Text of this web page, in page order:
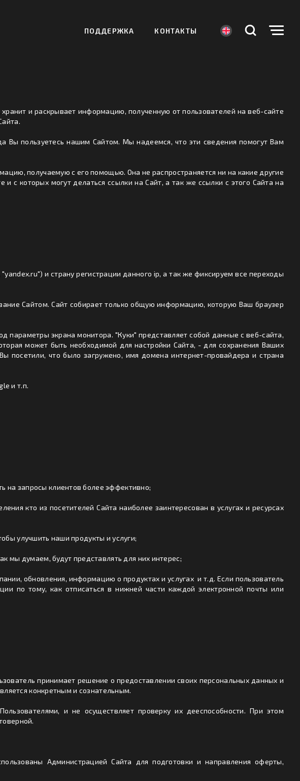
ПОДДЕРЖКА КОНТАКТЫ
и раскрывает информацию, полученную от пользователей на веб-сайте
Вы пользуетесь нашим Сайтом. Мы надеемся, что эти сведения помогут Вам
получаемую с его помощью. Она не распространяется ни на какие другие
с которых могут делаться ссылки на Сайт, а так же ссылки с этого Сайта на
и страну регистрации данного ip, а так же фиксируем все переходы
Сайтом. Сайт собирает только общую информацию, которую Ваш браузер
параметры экрана монитора. "Куки" представляет собой данные с веб-сайта,
может быть необходимой для настройки Сайта, - для сохранения Ваших
посетили, что было загружено, имя домена интернет-провайдера и страна
и т.п.
на запросы клиентов более эффективно;
кто из посетителей Сайта наиболее заинтересован в услугах и ресурсах
улучшить наши продукты и услуги;
мы думаем, будут представлять для них интерес;
обновления, информацию о продуктах и услугах и т.д. Если пользователь
по тому, как отписаться в нижней части каждой электронной почты или
принимает решение о предоставлении своих персональных данных и
конкретным и сознательным.
и не осуществляет проверку их дееспособности. При этом
Администрацией Сайта для подготовки и направления оферты,